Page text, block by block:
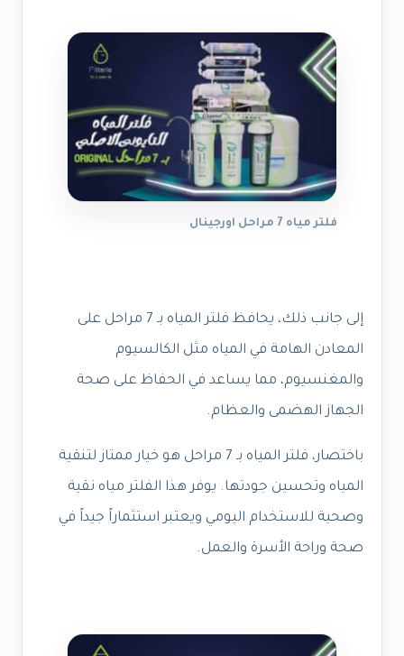
فلتر مياه 7 مراحل اورجينال
إلى جانب ذلك، يحافظ فلتر المياه بـ 7 مراحل على
المعادن الهامة في المياه مثل الكالسيوم
والمغنسيوم، مما يساعد في الحفاظ على صحة
الجهاز الهضمى والعظام.
باختصار، فلتر المياه بـ 7 مراحل هو خيار ممتاز لتنقية
المياه وتحسين جودتها. يوفر هذا الفلتر مياه نقية
وصحية للاستخدام اليومي ويعتبر استثماراً جيداً في
صحة وراحة الأسرة والعمل.